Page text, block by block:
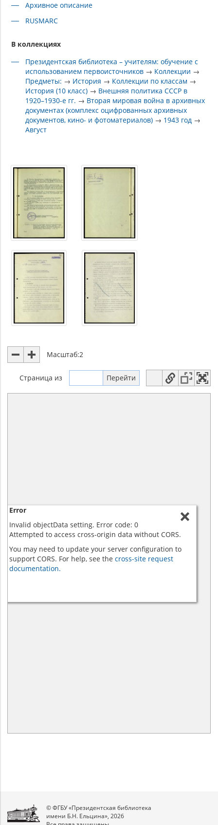
Архивное описание
RUSMARC
В коллекциях
Президентская библиотека – учителям: обучение с
использованием первоисточников → Коллекции →
Предметы: → История → Коллекции по классам →
История (10 класс) → Внешняя политика СССР в
1920–1930-е гг. → Вторая мировая война в архивных
документах (комплекс оцифрованных архивных
документов, кино- и фотоматериалов) → 1943 год →
Август
Масштаб:2
Страница из
Error
Invalid objectData setting. Error code: 0
Attempted to access cross-origin data without CORS.
You may need to update your server configuration to
support CORS. For help, see the cross-site request
documentation.
© ФГБУ «Президентская библиотека
имени Б.Н. Ельцина», 2026